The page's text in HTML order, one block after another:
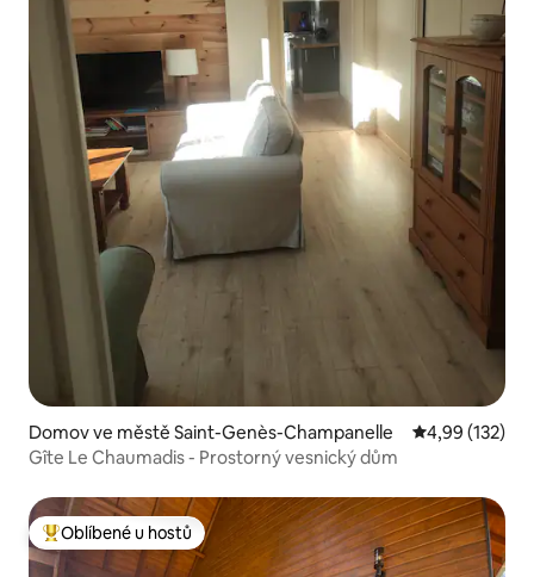
Domov ve městě Saint-Genès-Champanelle Průměrné
4,99 (132)
Gîte Le Chaumadis - Prostorný vesnický dům
Nejlepší v kategorii Oblíbené u hostů
Oblíbené u hostů